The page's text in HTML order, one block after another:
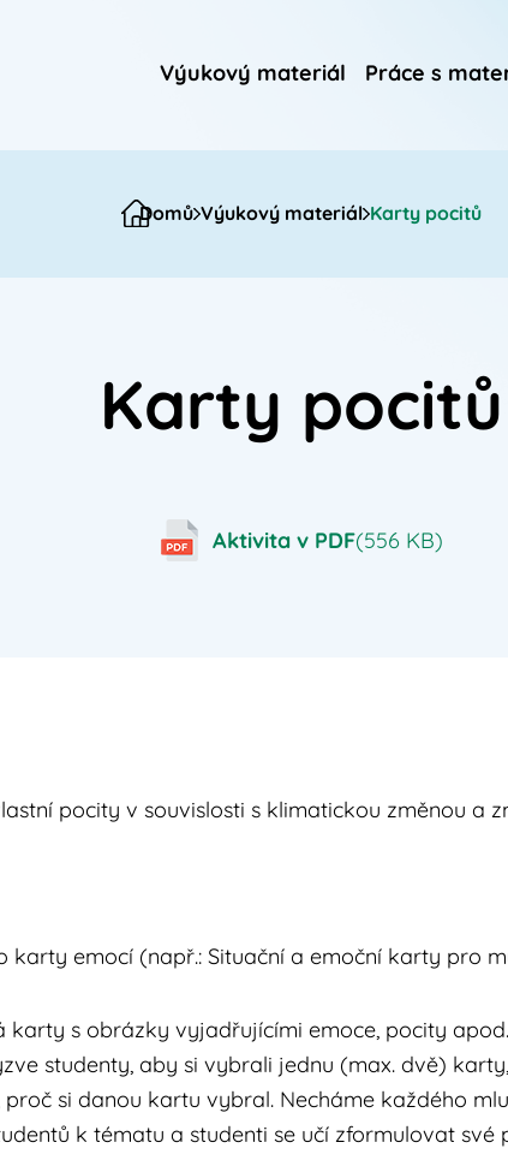
Výukový materiál Práce s
Domů Výukový materiál Karty pocitů
Karty pocitů
Aktivita v PDF(556 KB)
pocity v souvislosti s klimatickou změnou a
emocí (např.: Situační a emoční karty pro
karty s obrázky vyjadřujícími emoce, pocity
studenty, aby si vybrali jednu (max. dvě)
proč si danou kartu vybral. Necháme každého
k tématu a studenti se učí zformulovat své